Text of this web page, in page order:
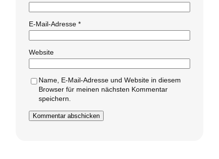
E-Mail-Adresse *
Website
Name, E-Mail-Adresse und Website in diesem
Browser für meinen nächsten Kommentar
speichern.